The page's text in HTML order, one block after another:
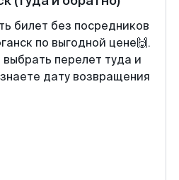
билет без посредников
по выгодной цене🙌.
перелет туда и
дату возвращения